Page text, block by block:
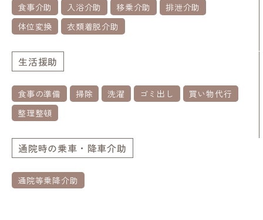
食事介助 入浴介助 移乗介助
排泄介助
体位変換
衣類着脱介助
生活援助
食事の準備 掃除 洗濯 ゴミ出し
買い物代行
整理整頓
通院時の乗車・降車介助
通院等乗降介助